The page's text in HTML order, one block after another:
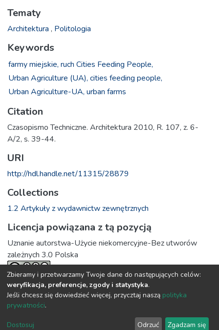
Tematy
Architektura , Politologia
Keywords
farmy miejskie, ruch Cities Feeding People,
Urban Agriculture (UA), cities feeding people,
Urban Agriculture-UA, urban farms
Citation
Czasopismo Techniczne. Architektura 2010, R. 107, z. 6-
A/2, s. 39-44.
URI
http://hdl.handle.net/11315/28879
Collections
1.2 Artykuły z wydawnictw zewnętrznych
Licencja powiązana z tą pozycją
Uznanie autorstwa-Użycie niekomercyjne-Bez utworów
zależnych 3.0 Polska
Full item page
DSpace software copyright © 2002-2026LYRASIS
Zbieramy i przetwarzamy Twoje dane do następujących celów:
weryfikacja, preferencje, zgody i statystyka.
Jeśli chcesz się dowiedzieć więcej, przycztaj naszą polityka
prywatności.
Dostosuj Odrzuć Zgadzam się